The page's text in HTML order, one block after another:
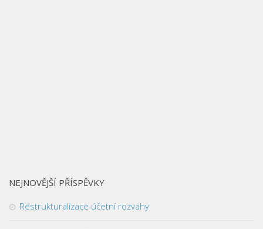
NEJNOVĚJŠÍ PŘÍSPĚVKY
Restrukturalizace účetní rozvahy